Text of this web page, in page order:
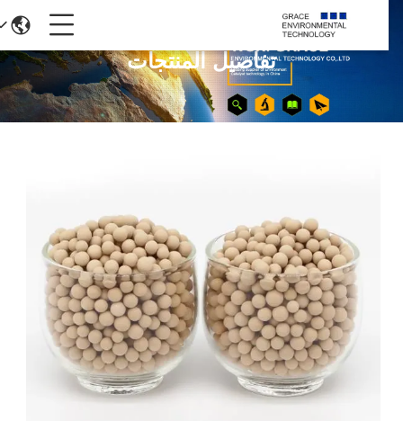
تفاصيل المنتجات